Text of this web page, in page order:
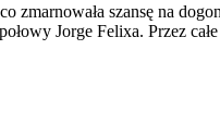
zmarnowała szansę na
Jorge Felixa. Przez